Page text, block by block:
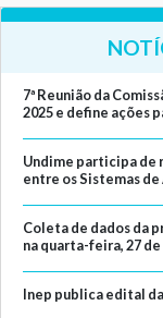
7ª Reunião da
2025 e define ações
Undime participa de
entre os Sistemas de
Coleta de dados da
na quarta-feira, 27
Inep publica edital